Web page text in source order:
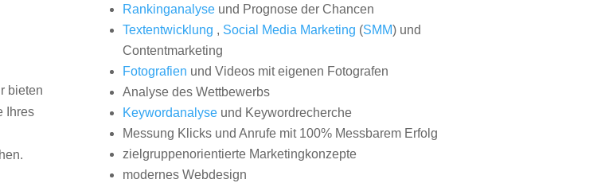
bieten
Ihres
Rankinganalyseund Prognose der Chancen
Textentwicklung , Social Media Marketing (SMM) und
Contentmarketing
Fotografien und Videos mit eigenen Fotografen
Analyse des Wettbewerbs
Keywordanalyseund Keywordrecherche
Messung Klicks und Anrufe mit 100% Messbarem Erfolg
zielgruppenorientierte Marketingkonzepte
modernes Webdesign